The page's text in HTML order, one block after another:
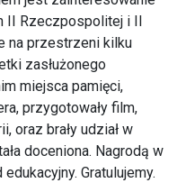
Rzeczpospolitej i II
na przestrzeni kilku
zasłużonego
miejsca pamięci,
przygotowały film,
oraz brały udział w
doceniona. Nagrodą w
Gratulujemy.